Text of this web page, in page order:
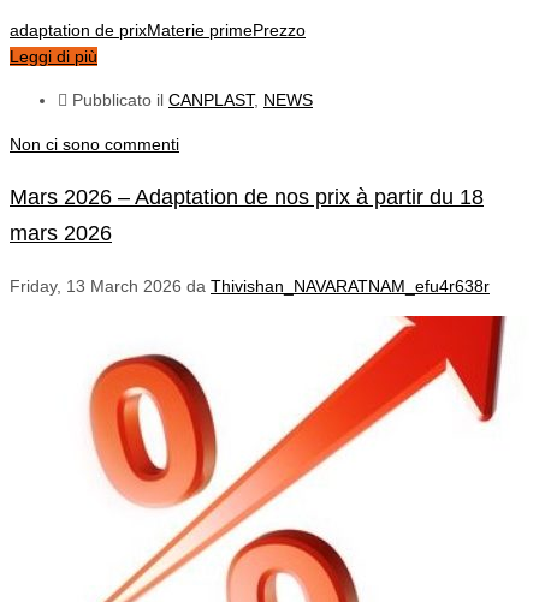
adaptation de prixMaterie primePrezzo
Leggi di più
Pubblicato il CANPLAST, NEWS
Non ci sono commenti
Mars 2026 – Adaptation de nos prix à partir du 18
mars 2026
Friday, 13 March 2026 da Thivishan_NAVARATNAM_efu4r638r